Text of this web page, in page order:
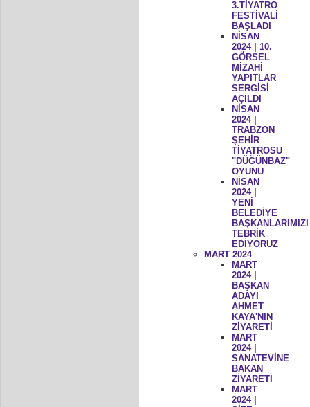
3.TİYATRO
FESTİVALİ
BAŞLADI
NİSAN
2024 | 10.
GÖRSEL
MİZAHİ
YAPITLAR
SERGİSİ
AÇILDI
NİSAN
2024 |
TRABZON
ŞEHİR
TİYATROSU
"DÜĞÜNBAZ"
OYUNU
NİSAN
2024 |
YENİ
BELEDİYE
BAŞKANLARIMIZI
TEBRİK
EDİYORUZ
MART 2024
MART
2024 |
BAŞKAN
ADAYI
AHMET
KAYA'NIN
ZİYARETİ
MART
2024 |
SANATEVİNE
BAKAN
ZİYARETİ
MART
2024 |